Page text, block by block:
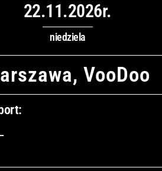
22.11.2026r.
niedziela
VooDoo